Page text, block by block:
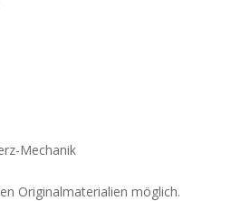
Mechanik
Originalmaterialien möglich.